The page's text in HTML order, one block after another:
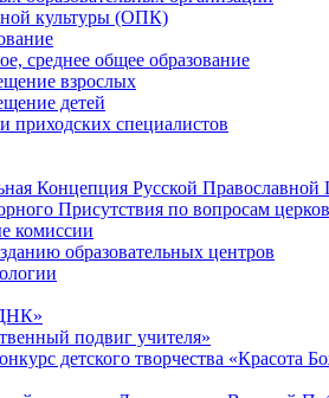
культуры (ОПК)
среднее общее образование
взрослых
детей
приходских специалистов
Концепция Русской Православной
Присутствия по вопросам
комиссии
образовательных центров
подвиг учителя»
детского творчества «Красота